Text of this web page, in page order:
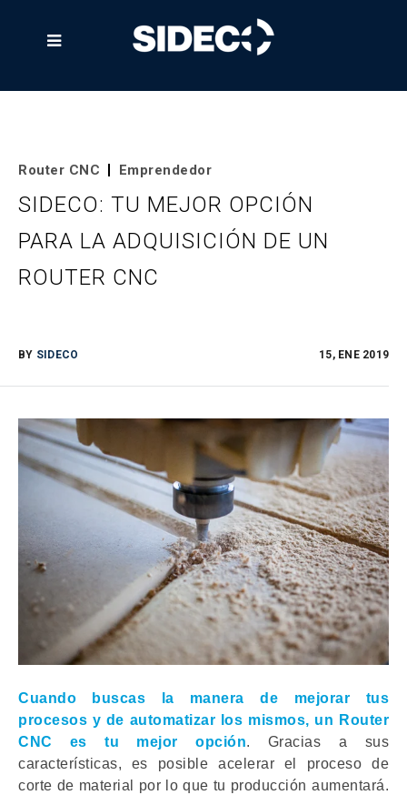

Router CNC Emprendedor
SIDECO: TU MEJOR OPCIÓN
PARA LA ADQUISICIÓN DE UN
ROUTER CNC
BY SIDECO 15, ENE 2019
Cuando buscas la manera de mejorar tus
procesos y de automatizar los mismos, un Router
CNC es tu mejor opción. Gracias a sus
características, es posible acelerar el proceso de
corte de material por lo que tu producción aumentará.